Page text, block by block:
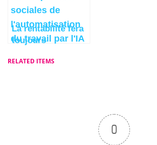
La rentabilité fera
toujours
l’humain
RELATED ITEMS
0